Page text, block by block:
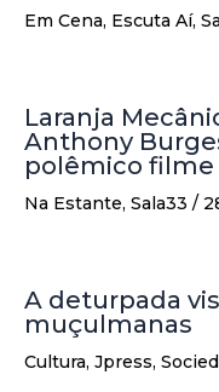
Em Cena, Escuta Aí,
Laranja
Anthony
polêmico
Na Estante, Sala33 /
A deturpada
muçulmanas
Cultura, Jpress,